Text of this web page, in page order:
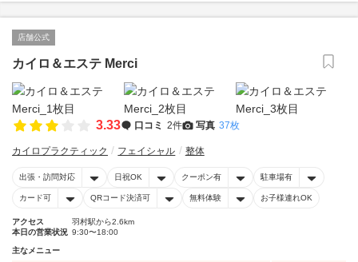
店舗公式
カイロ＆エステ Merci
3.33 口コミ 2件 写真 37枚
カイロプラクティック フェイシャル 整体
出張・訪問対応 日祝OK クーポン有 駐車場有
カード可 QRコード決済可 無料体験 お子様連れOK
アクセス
羽村駅から2.6km
本日の営業状況 9:30〜18:00
主なメニュー